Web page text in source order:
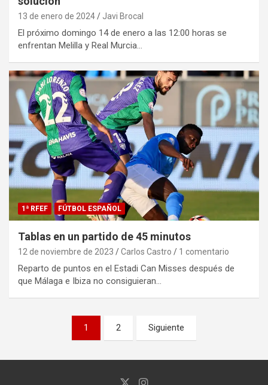
13 de enero de 2024 Javi Brocal
El próximo domingo 14 de enero a las 12:00 horas se
enfrentan Melilla y Real Murcia…
1ª RFEF FÚTBOL ESPAÑOL
Tablas en un partido de 45 minutos
12 de noviembre de 2023 Carlos Castro 1 comentario
Reparto de puntos en el Estadi Can Misses después de
que Málaga e Ibiza no consiguieran…
entradas
1 2 Siguiente